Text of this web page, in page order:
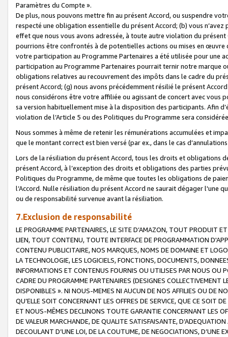
Paramètres du Compte ».
De plus, nous pouvons mettre fin au présent Accord, ou suspendre
respecté une obligation essentielle du présent Accord; (b) vous
effet que nous vous avons adressée, à toute autre violation du
pourrions être confrontés à de potentielles actions ou mises en
votre participation au Programme Partenaires a été utilisée pour une
participation au Programme Partenaires pourrait ternir notre marque
obligations relatives au recouvrement des impôts dans le cadre du
présent Accord; (g) nous avons précédemment résilié le présent
nous considérons être votre affiliée ou agissant de concert avec vous
sa version habituellement mise à la disposition des participants. Afin
violation de l’Article 5 ou des Politiques du Programme sera
Nous sommes à même de retenir les rémunérations accumulées et
que le montant correct est bien versé (par ex., dans le cas
Lors de la résiliation du présent Accord, tous les droits et obligations
présent Accord, à l’exception des droits et obligations des parties
Politiques du Programme, de même que toutes les obligations de
l’Accord. Nulle résiliation du présent Accord ne saurait dégager l'une
ou de responsabilité survenue avant la résiliation.
7.Exclusion de responsabilité
LE PROGRAMME PARTENAIRES, LE SITE D’AMAZON, TOUT PRODUIT
LIEN, TOUT CONTENU, TOUTE INTERFACE DE PROGRAMMATION
CONTENU PUBLICITAIRE, NOS MARQUES, NOMS DE DOMAINE ET
LA TECHNOLOGIE, LES LOGICIELS, FONCTIONS, DOCUMENTS,
INFORMATIONS ET CONTENUS FOURNIS OU UTILISES PAR NOUS OU
CADRE DU PROGRAMME PARTENAIRES (DESIGNES COLLECTIVEMENT
DISPONIBLES ». NI NOUS-MEMES NI AUCUN DE NOS AFFILIES OU DE
QU’ELLE SOIT CONCERNANT LES OFFRES DE SERVICE, QUE CE SOIT
ET NOUS-MÊMES DECLINONS TOUTE GARANTIE CONCERNANT LES
DE VALEUR MARCHANDE, DE QUALITE SATISFAISANTE,
DECOULANT D’UNE LOI, DE LA COUTUME, DE NEGOCIATIONS, D’UNE